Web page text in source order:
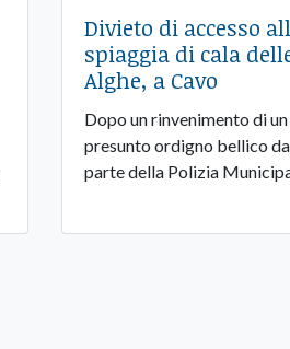
Divieto di accesso
spiaggia di cala
Alghe, a Cavo
Dopo un rinvenimento di un
presunto ordigno bellico da
parte della Polizia